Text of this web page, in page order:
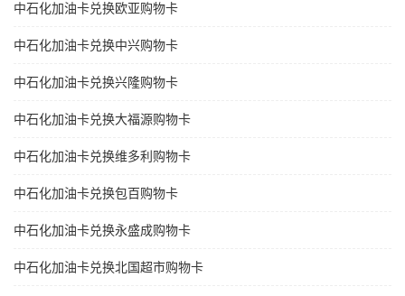
中石化加油卡兑换欧亚购物卡
中石化加油卡兑换中兴购物卡
中石化加油卡兑换兴隆购物卡
中石化加油卡兑换大福源购物卡
中石化加油卡兑换维多利购物卡
中石化加油卡兑换包百购物卡
中石化加油卡兑换永盛成购物卡
中石化加油卡兑换北国超市购物卡